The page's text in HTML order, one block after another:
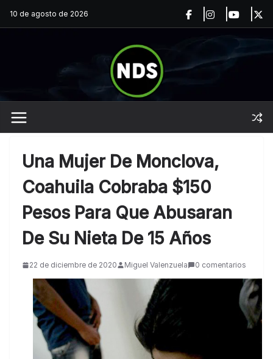
Saltar
al
10 de agosto de 2026
Una Mujer De Monclova,
Coahuila Cobraba $150
Pesos Para Que Abusaran
De Su Nieta De 15 Años
22 de diciembre de 2020 Miguel Valenzuela 0 comentarios